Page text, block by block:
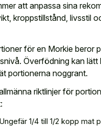
att anpassa sina
kroppstillstånd, livsstil
för en Morkie beror
Överfödning kan lätt
portionerna noggrant.
riktlinjer för
Ungefär 1/4 till 1/2 kopp mat